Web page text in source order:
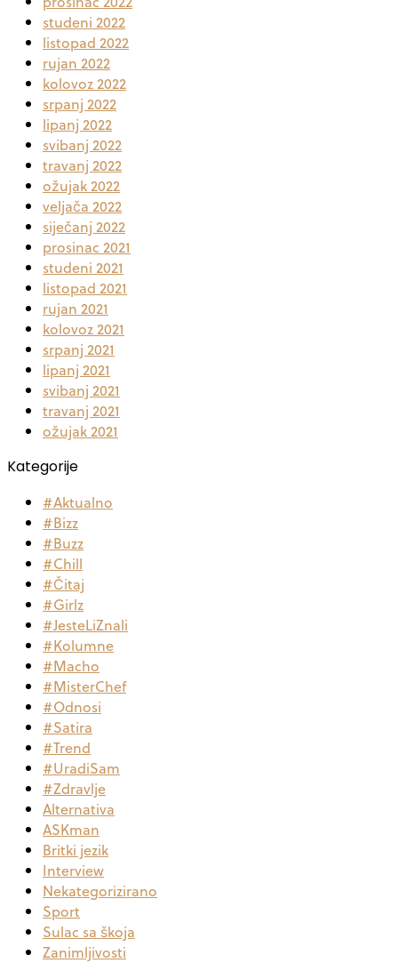
studeni 2022
listopad 2022
rujan 2022
kolovoz 2022
srpanj 2022
lipanj 2022
svibanj 2022
travanj 2022
ožujak 2022
veljača 2022
siječanj 2022
prosinac 2021
studeni 2021
listopad 2021
rujan 2021
kolovoz 2021
srpanj 2021
lipanj 2021
svibanj 2021
travanj 2021
ožujak 2021
Kategorije
#Aktualno
#Bizz
#Buzz
#Chill
#Čitaj
#Girlz
#JesteLiZnali
#Kolumne
#Macho
#MisterChef
#Odnosi
#Satira
#Trend
#UradiSam
#Zdravlje
Alternativa
ASKman
Britki jezik
Interview
Nekategorizirano
Sport
Sulac sa škoja
Zanimljivosti